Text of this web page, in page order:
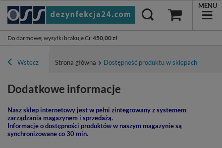
Do darmowej wysyłki brakuje Ci: 450,00 zł
MENU
Wstecz Strona główna Dostępność produktu w sklepach
Dodatkowe informacje
Nasz sklep internetowy jest w pełni zintegrowany z systemem
zarządzania magazynem i sprzedażą.
Informacje o dostępności produktów w naszym magazynie są
synchronizowane co 30 min.